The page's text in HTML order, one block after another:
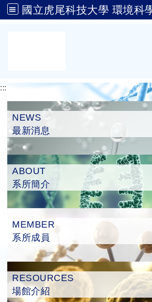
:::
NEWS
最新消息
ABOUT
系所簡介
MEMBER
系所成員
RESOURCES
場館介紹